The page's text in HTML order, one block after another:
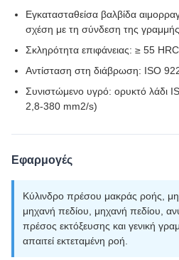
Εγκατασταθείσα βαλβίδα
σχέση με τη σύνδεση της
Σκληρότητα επιφάνειας: ≥ 55 HRC
Αντίσταση στη διάβρωση: ISO
Συνιστώμενο υγρό: ορυκτό λάδι
2,8-380 mm2/s)
Εφαρμογές
Κύλινδρο πρέσου μακράς ροής,
μηχανή πεδίου, μηχανή πεδίου,
πρέσος εκτόξευσης και γενική
απαιτεί εκτεταμένη ροή.